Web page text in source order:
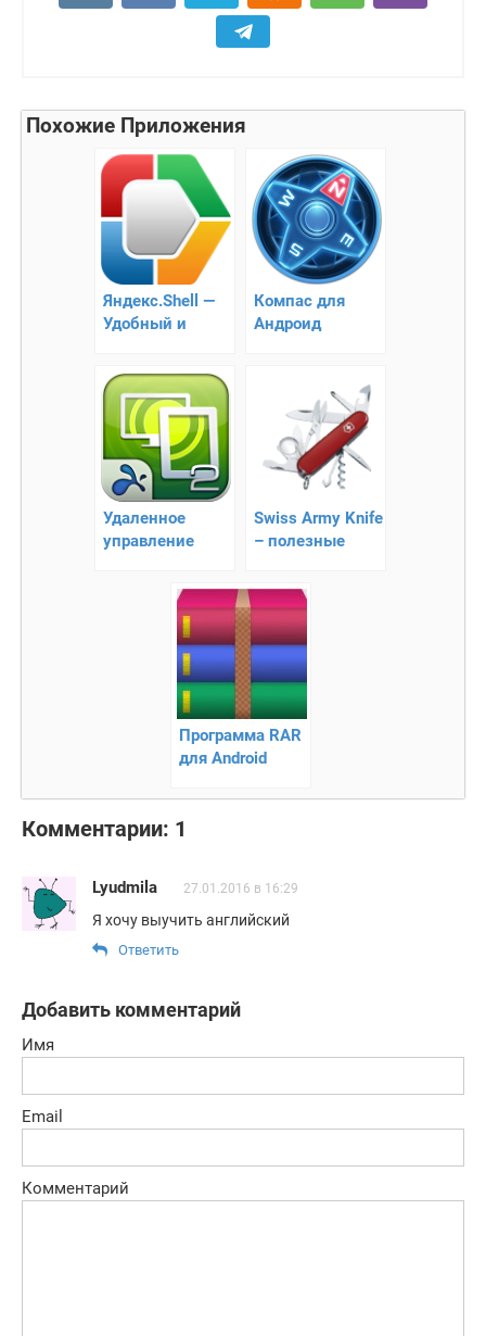
Похожие Приложения
Яндекс.Shell —
Удобный и
Компас для
Андроид
Удаленное
управление
через Android
Swiss Army Knife
– полезные
для вашего
телефона
Программа RAR
для Android
Комментарии: 1
Lyudmila 27.01.2016 в 16:29
Я хочу выучить английский
Ответить
Добавить комментарий
Имя
Email
Комментарий